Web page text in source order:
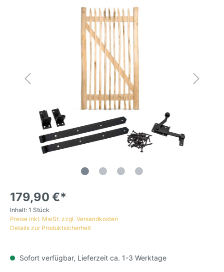
179,90 €*
Inhalt: 1 Stück
Preise inkl. MwSt. zzgl. Versandkosten
Details zur Produktsicherheit
Sofort verfügbar, Lieferzeit ca. 1-3 Werktage